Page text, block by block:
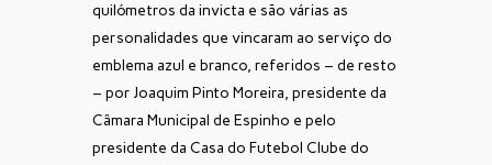
quilómetros da invicta e são várias as
personalidades que vincaram ao serviço do
emblema azul e branco, referidos – de resto
– por Joaquim Pinto Moreira, presidente da
Câmara Municipal de Espinho e pelo
presidente da Casa do Futebol Clube do